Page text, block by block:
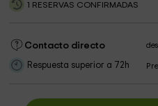
1 RESERVAS CONFIRMADAS
Contacto directo
Respuesta superior a 72h